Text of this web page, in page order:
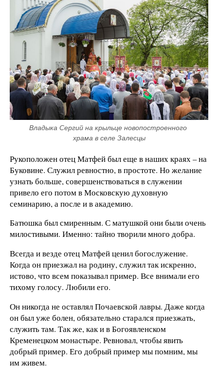
Владыка Сергий на крыльце новопостроенного
храма в селе Залесцы
Рукоположен отец Матфей был еще в наших краях – на
Буковине. Служил ревностно, в простоте. Но желание
узнать больше, совершенствоваться в служении
привело его потом в Московскую духовную
семинарию, а после и в академию.
Батюшка был смиренным. С матушкой они были очень
милостивыми. Именно: тайно творили много добра.
Всегда и везде отец Матфей ценил богослужение.
Когда он приезжал на родину, служил так искренно,
истово, что всем показывал пример. Все внимали его
тихому голосу. Любили его.
Он никогда не оставлял Почаевской лавры. Даже когда
он был уже болен, обязательно старался приезжать,
служить там. Так же, как и в Богоявленском
Кременецком монастыре. Ревновал, чтобы явить
добрый пример. Его добрый пример мы помним, мы
им живем.